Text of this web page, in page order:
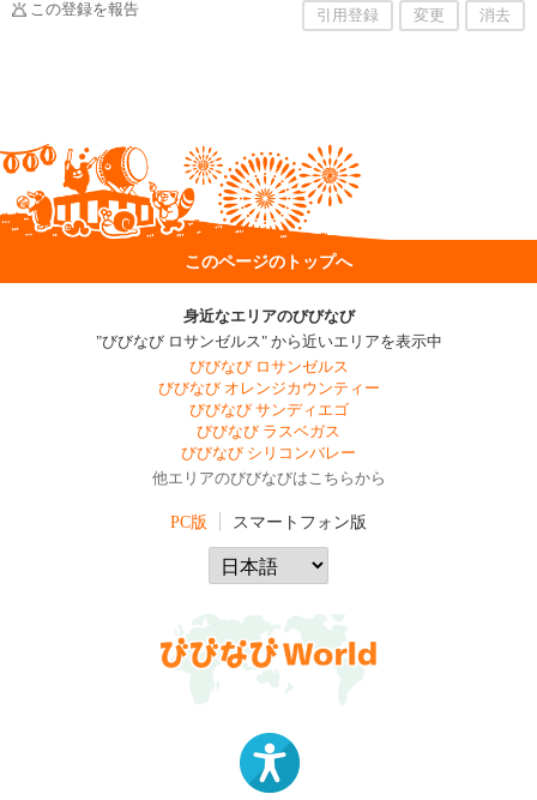
この登録を報告 引用登録 変更 消去
このページのトップへ
身近なエリアのびびなび
"びびなび ロサンゼルス" から近いエリアを表示中
びびなび ロサンゼルス
びびなび オレンジカウンティー
びびなび サンディエゴ
びびなび ラスベガス
びびなび シリコンバレー
他エリアのびびなびはこちらから
PC版 スマートフォン版